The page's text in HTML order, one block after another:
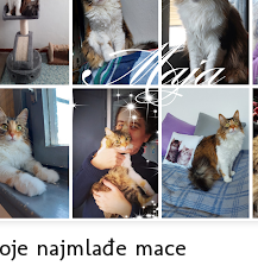
najmlađe mace